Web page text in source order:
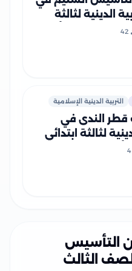
الدينية لثالثة
42
التربية الدينية الإسلامية
قطر الندى في
لثالثة ابتدائي
4
التأسيس
الثالث